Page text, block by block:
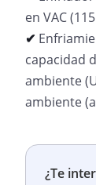
en VAC
✔
capacidad
ambiente
ambiente
¿Te